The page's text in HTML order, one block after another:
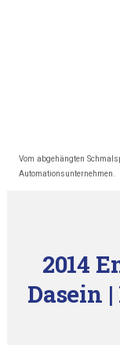
Vom abgehängten
Automationsunternehmen.
2014
Dasein